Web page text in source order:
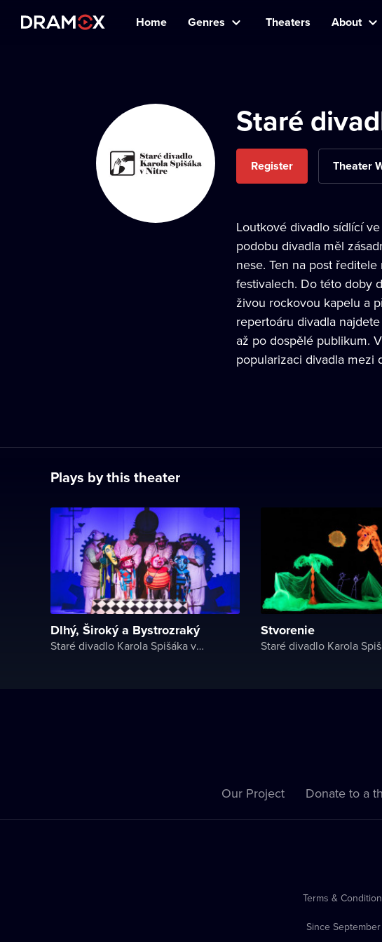
Home Genres Theaters About
Staré
Register Theater
Loutkové divadlo sídlící
podobu divadla měl
nese. Ten na post
festivalech. Do této doby
živou rockovou kapelu a
repertoáru divadla
až po dospělé publikum.
popularizaci divadla mezi
Plays by this theater
Dlhý, Široký a Bystrozraký
Staré divadlo Karola Spišáka v Nitre
Stvorenie
Our Project Donate to a
Terms &
Since